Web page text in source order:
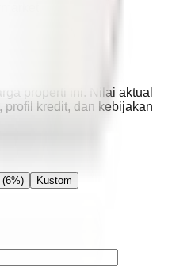
properti ini. Nilai aktual
profil kredit, dan kebijakan
(6%) Kustom